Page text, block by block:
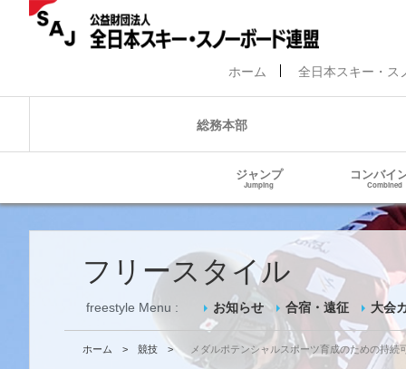
ホーム 全日本スキー・ス
総務本部
ジャンプ
Jumping
コンバイ
Combined
フリースタイル
freestyle Menu : お知らせ 合宿・遠征 大会
ホーム > 競技 > メダルポテンシャルスポーツ育成のための持